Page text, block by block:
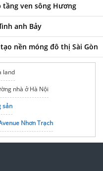
tầng ven sông Hương
anh Bảy
nền móng đô thị Sài Gòn
land
nhà ở Hà Nội
sản
Nhơn Trạch